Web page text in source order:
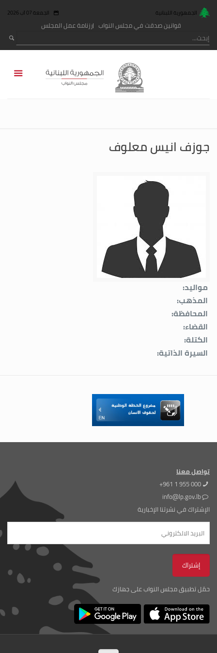
الجمهورية اللبنانية الجمعة 07 آب 2026
قوانين صدقت في مجلس النواب رزنامة عمل المجلس
جوزف انيس معلوف
مواليد:
المذهب:
المحافظة:
القضاء:
الكتلة:
السيرة الذاتية:
تواصل معنا
+961 1 955 000
info@lp.gov.lb
الإشتراك في نشرتنا الإخبارية
حمّل تطبيق مجلس النواب على جهازك